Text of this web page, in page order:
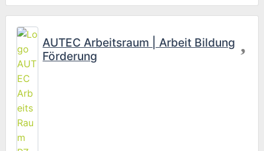
AUTEC Arbeitsraum | Arbeit Bildung
Förderung